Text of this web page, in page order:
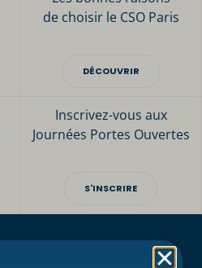
de choisir le CSO Paris
DÉCOUVRIR
Inscrivez-vous aux
Journées Portes Ouvertes
S'INSCRIRE